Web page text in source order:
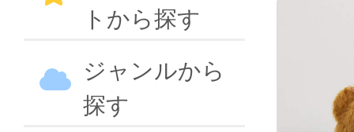
トから探す
ジャンルから
探す